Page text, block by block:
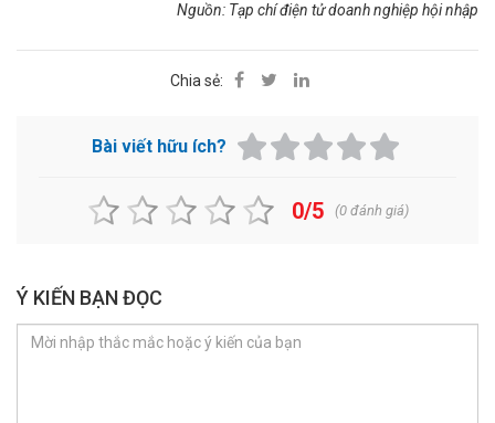
Nguồn: Tạp chí điện tử doanh nghiệp hội nhập
Chia sẻ:
Bài viết hữu ích?
0/5 (0đánh giá)
Ý KIẾN BẠN ĐỌC